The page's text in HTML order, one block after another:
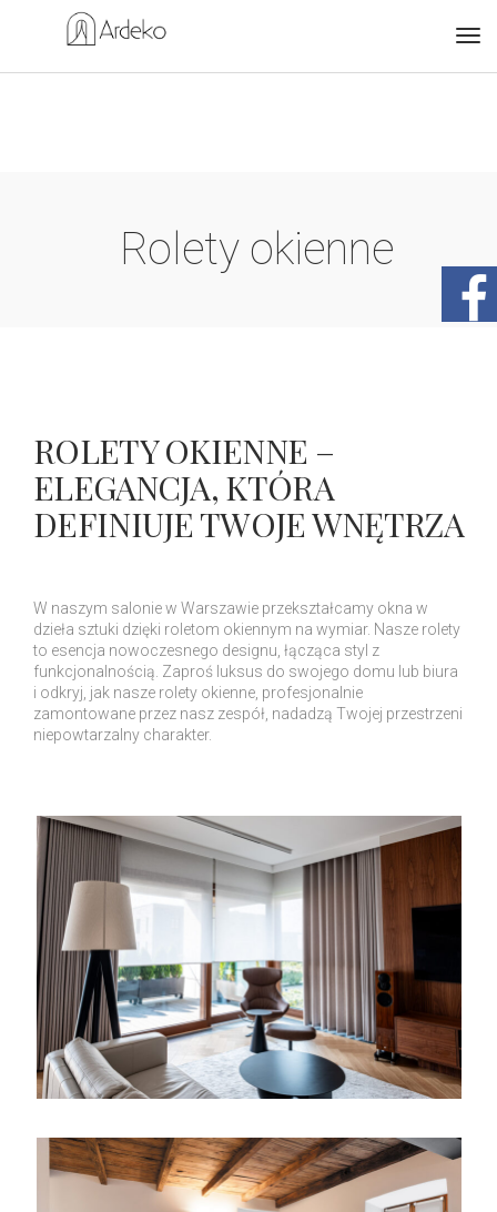
Rolety okienne
ROLETY OKIENNE –
ELEGANCJA, KTÓRA
DEFINIUJE TWOJE WNĘTRZA
W naszym salonie w Warszawie przekształcamy okna w
dzieła sztuki dzięki roletom okiennym na wymiar. Nasze rolety
to esencja nowoczesnego designu, łącząca styl z
funkcjonalnością. Zaproś luksus do swojego domu lub biura
i odkryj, jak nasze rolety okienne, profesjonalnie
zamontowane przez nasz zespół, nadadzą Twojej przestrzeni
niepowtarzalny charakter.